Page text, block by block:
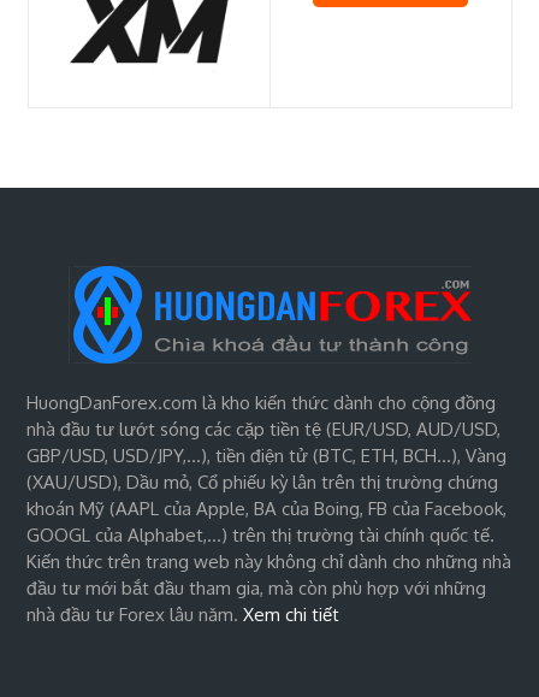
HuongDanForex.com là kho kiến thức dành cho cộng đồng
nhà đầu tư lướt sóng các cặp tiền tệ (EUR/USD, AUD/USD,
GBP/USD, USD/JPY,…), tiền điện tử (BTC, ETH, BCH…), Vàng
(XAU/USD), Dầu mỏ, Cổ phiếu kỳ lân trên thị trường chứng
khoán Mỹ (AAPL của Apple, BA của Boing, FB của Facebook,
GOOGL của Alphabet,…) trên thị trường tài chính quốc tế.
Kiến thức trên trang web này không chỉ dành cho những nhà
đầu tư mới bắt đầu tham gia, mà còn phù hợp với những
nhà đầu tư Forex lâu năm.Xem chi tiết